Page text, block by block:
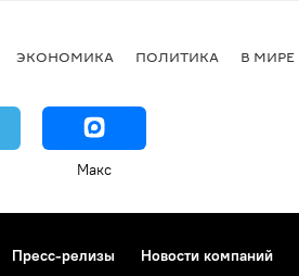
ЭКОНОМИКА ПОЛИТИКА В МИРЕ
Макс
Пресс-релизы Новости компаний